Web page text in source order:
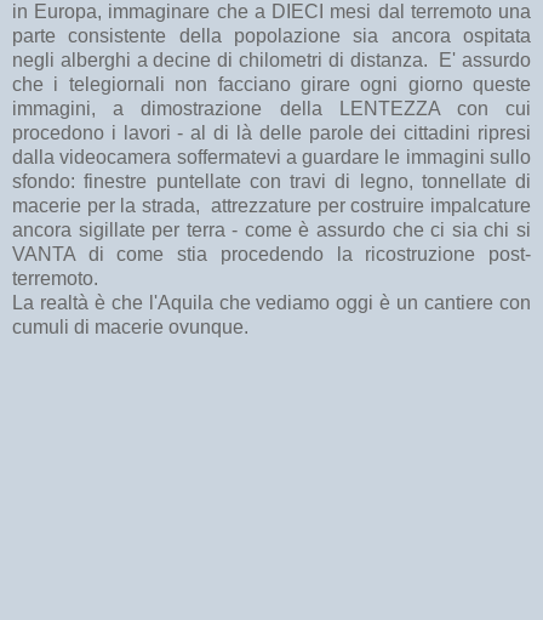
in Europa, immaginare che a DIECI mesi dal terremoto una
parte consistente della popolazione sia ancora ospitata
negli alberghi a decine di chilometri di distanza. E' assurdo
che i telegiornali non facciano girare ogni giorno queste
immagini, a dimostrazione della LENTEZZA con cui
procedono i lavori - al di là delle parole dei cittadini ripresi
dalla videocamera soffermatevi a guardare le immagini sullo
sfondo: finestre puntellate con travi di legno, tonnellate di
macerie per la strada, attrezzature per costruire impalcature
ancora sigillate per terra - come è assurdo che ci sia chi si
VANTA di come stia procedendo la ricostruzione post-
terremoto.
La realtà è che l'Aquila che vediamo oggi è un cantiere con
cumuli di macerie ovunque.